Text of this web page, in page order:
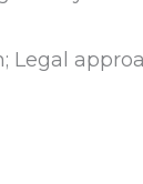
Legal